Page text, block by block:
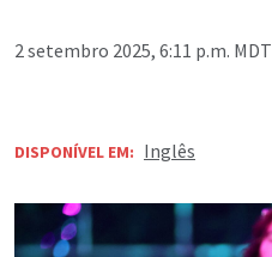
2 setembro 2025, 6:11 p.m. MDT
DISPONÍVEL EM: Inglês